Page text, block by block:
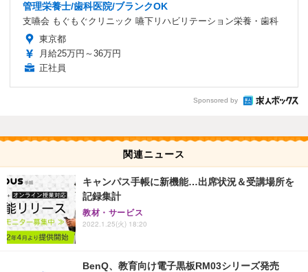
管理栄養士/歯科医院/ブランクOK
支嚥会 もぐもぐクリニック 嚥下リハビリテーション栄養・歯科
東京都
月給25万円～36万円
正社員
Sponsored by
関連ニュース
キャンパス手帳に新機能…出席状況＆受講場所を
記録集計
教材・サービス
2022.1.25(火) 18:20
BenQ、教育向け電子黒板RM03シリーズ発売